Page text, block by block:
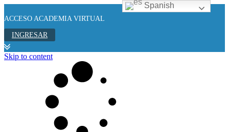
ACCESO ACADEMIA VIRTUAL
INGRESAR
Skip to content
Spanish